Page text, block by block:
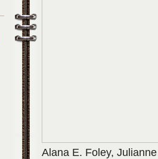
Alana E. Foley,